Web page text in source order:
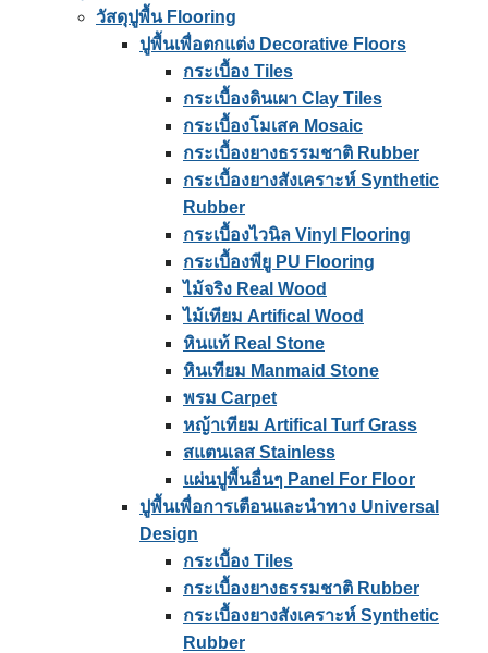
วัสดุปูพื้น Flooring
ปูพื้นเพื่อตกแต่ง Decorative Floors
กระเบื้อง Tiles
กระเบื้องดินเผา Clay Tiles
กระเบื้องโมเสค Mosaic
กระเบื้องยางธรรมชาติ Rubber
กระเบื้องยางสังเคราะห์ Synthetic
Rubber
กระเบื้องไวนิล Vinyl Flooring
กระเบื้องพียู PU Flooring
ไม้จริง Real Wood
ไม้เทียม Artifical Wood
หินแท้ Real Stone
หินเทียม Manmaid Stone
พรม Carpet
หญ้าเทียม Artifical Turf Grass
สแตนเลส Stainless
แผ่นปูพื้นอื่นๆ Panel For Floor
ปูพื้นเพื่อการเตือนและนําทาง Universal
Design
กระเบื้อง Tiles
กระเบื้องยางธรรมชาติ Rubber
กระเบื้องยางสังเคราะห์ Synthetic
Rubber